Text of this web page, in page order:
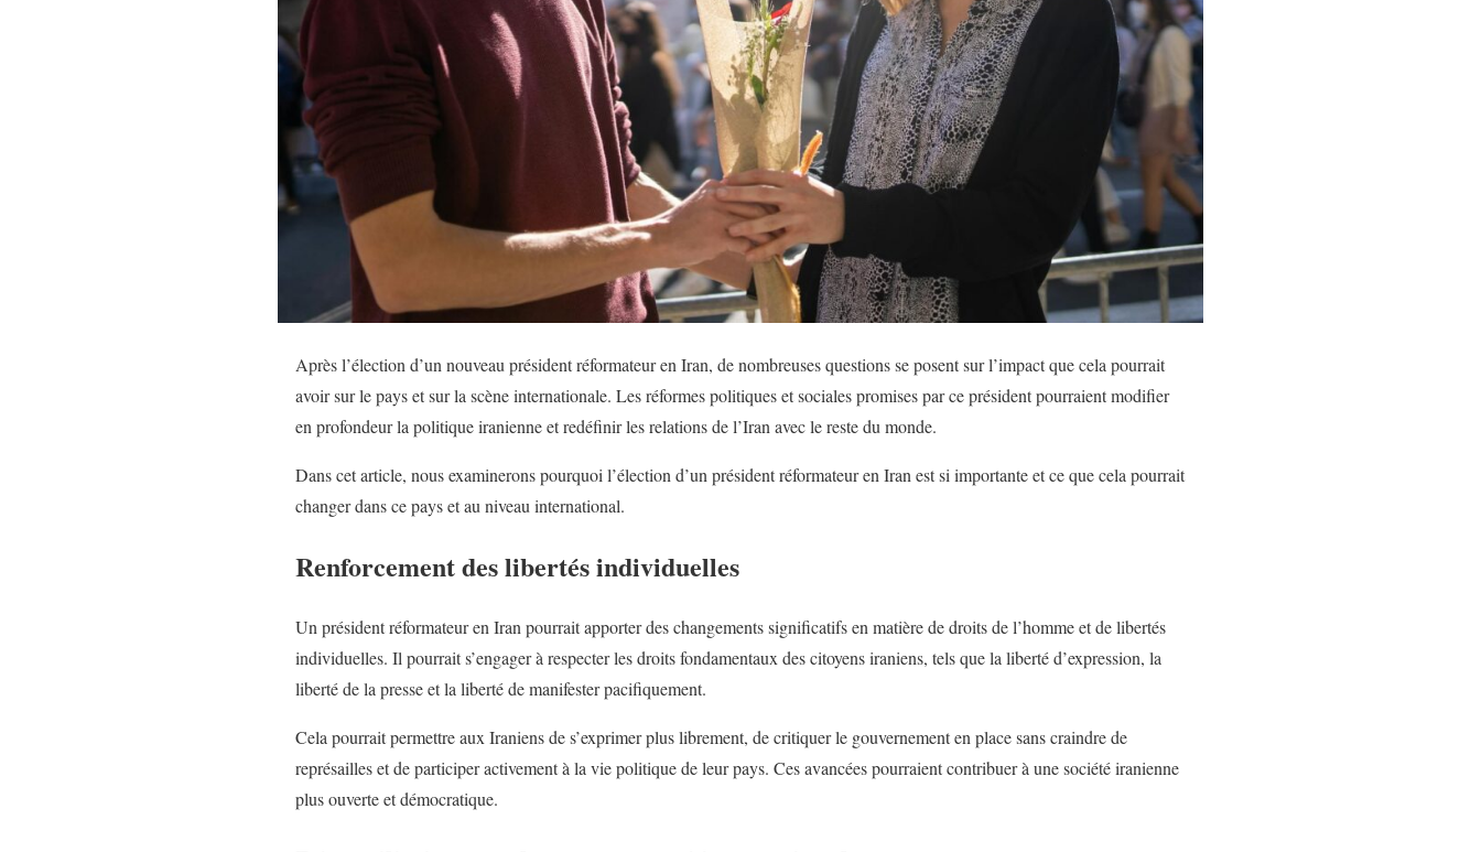
Après l’élection d’un nouveau président réformateur en Iran, de nombreuses questions se posent sur l’impact que cela pourrait
avoir sur le pays et sur la scène internationale. Les réformes politiques et sociales promises par ce président pourraient modifier
en profondeur la politique iranienne et redéfinir les relations de l’Iran avec le reste du monde.
Dans cet article, nous examinerons pourquoi l’élection d’un président réformateur en Iran est si importante et ce que cela pourrait
changer dans ce pays et au niveau international.
Renforcement des libertés individuelles
Un président réformateur en Iran pourrait apporter des changements significatifs en matière de droits de l’homme et de libertés
individuelles. Il pourrait s’engager à respecter les droits fondamentaux des citoyens iraniens, tels que la liberté d’expression, la
liberté de la presse et la liberté de manifester pacifiquement.
Cela pourrait permettre aux Iraniens de s’exprimer plus librement, de critiquer le gouvernement en place sans craindre de
représailles et de participer activement à la vie politique de leur pays. Ces avancées pourraient contribuer à une société iranienne
plus ouverte et démocratique.